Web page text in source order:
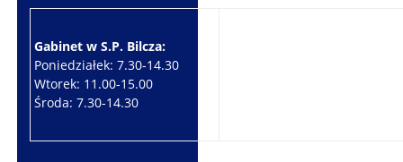
Gabinet w S.P. Bilcza:
Poniedziałek: 7.30-14.30
Wtorek: 11.00-15.00
Środa: 7.30-14.30